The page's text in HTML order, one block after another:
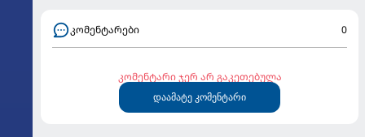
კომენტარები 0
კომენტარი ჯერ არ გაკეთებულა
დაამატე კომენტარი